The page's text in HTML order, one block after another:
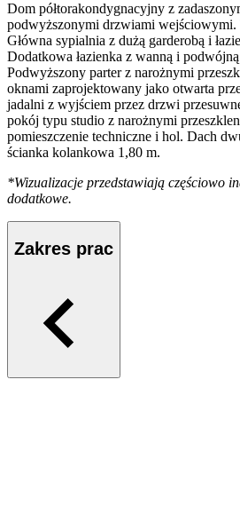
Dom półtorakondygnacyjny z
podwyższonymi drzwiami wejściowymi.
Główna sypialnia z dużą garderobą i
Dodatkowa łazienka z wanną i
Podwyższony parter z narożnymi
oknami zaprojektowany jako otwarta
jadalni z wyjściem przez drzwi
pokój typu studio z narożnymi
pomieszczenie techniczne i hol. Dach
ścianka kolankowa 1,80 m.
*Wizualizacje przedstawiają częściowo
dodatkowe.
Zakres prac